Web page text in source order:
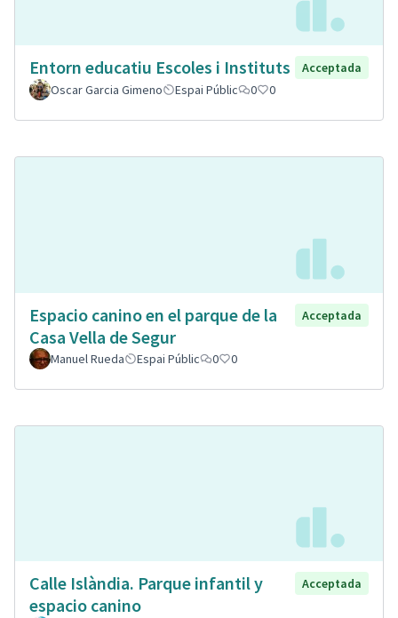
Entorn educatiu Escoles i Instituts
Acceptada
Oscar Garcia Gimeno
Espai Públic 0 0
Espacio canino en el parque de la
Casa Vella de Segur
Acceptada
Manuel Rueda Espai Públic 0 0
Calle Islàndia. Parque infantil y
espacio canino
Acceptada